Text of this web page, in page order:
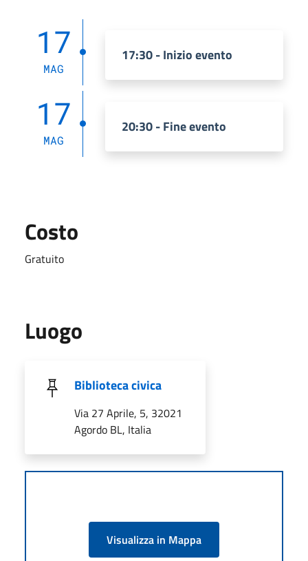
17
MAG
17:30 - Inizio evento
17
MAG
20:30 - Fine evento
Costo
Gratuito
Luogo
Biblioteca civica
Via 27 Aprile, 5, 32021
Agordo BL, Italia
Visualizza in Mappa